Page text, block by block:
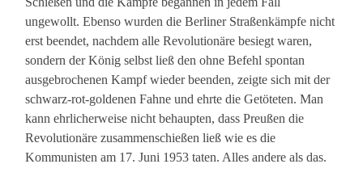
ungewollt. Ebenso wurden die Berliner Straßenkämpfe nicht
erst beendet, nachdem alle Revolutionäre besiegt waren,
sondern der König selbst ließ den ohne Befehl spontan
ausgebrochenen Kampf wieder beenden, zeigte sich mit der
schwarz-rot-goldenen Fahne und ehrte die Getöteten. Man
kann ehrlicherweise nicht behaupten, dass Preußen die
Revolutionäre zusammenschießen ließ wie es die
Kommunisten am 17. Juni 1953 taten. Alles andere als das.